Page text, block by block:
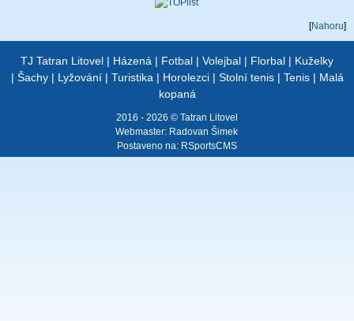
[Nahoru]
TJ Tatran Litovel | Házená | Fotbal | Volejbal | Florbal | Kuželky
| Šachy| Lyžování| Turistika | Horolezci| Stolní tenis| Tenis| Malá
kopaná
2016 - 2026 © Tatran Litovel
Webmaster: Radovan Šimek
Postaveno na: RSportsCMS